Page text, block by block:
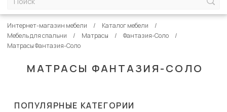
МАТРАСЫ ФАНТАЗИЯ-СОЛО
Интернет-магазин мебели
Каталог мебели
Мебель для спальни
Матрасы
Фантазия-Соло
Матрасы Фантазия-Соло
ПОПУЛЯРНЫЕ КАТЕГОРИИ